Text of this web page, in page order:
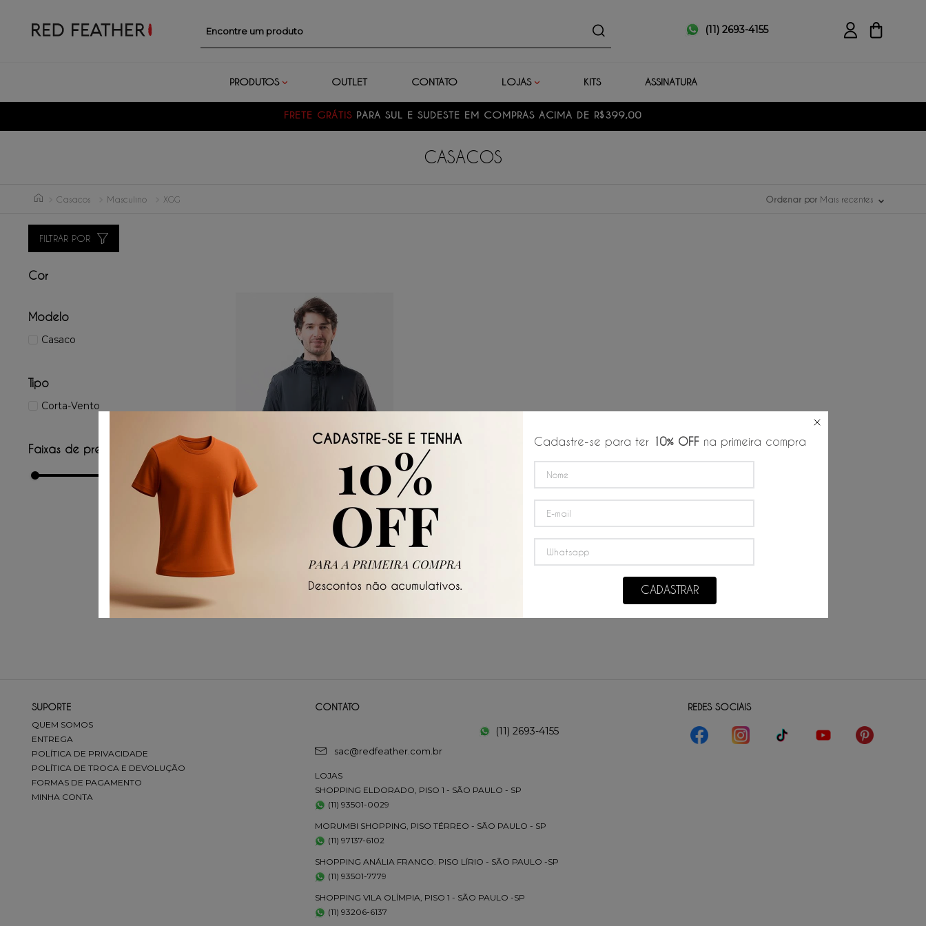
(11) 2693-4155
PRODUTOS OUTLET CONTATO LOJAS KITS ASSINATURA
FRETE GRÁTIS PARA SUL E SUDESTE EM COMPRAS ACIMA DE R$399,00
CASACOS
Casacos Masculino XGG Ordenar por Mais recentes
FILTRAR POR
Cor
Modelo
Casaco
Tipo
Corta-Vento
Faixas de preço
R$ 599,00 R$ 600,00
ADICIONAR AO CARRINHO
Corta Vento
G
GG
☆☆☆
SUPORTE
QUEM SOMOS
ENTREGA
POLÍTICA DE PRIVACIDADE
POLÍTICA DE TROCA E DEVOLUÇÃO
FORMAS DE PAGAMENTO
MINHA CONTA
CONTATO
(11) 2693-4155
sac@redfeather.com.br
LOJAS
SHOPPING ELDORADO, PISO 1 - SÃO PAULO - SP
(11) 93501-0029
MORUMBI SHOPPING, PISO TÉRREO - SÃO PAULO - SP
(11) 97137-6102
SHOPPING ANÁLIA FRANCO. PISO LÍRIO - SÃO PAULO -SP
(11) 93501-7779
SHOPPING VILA OLÍMPIA, PISO 1 - SÃO PAULO -SP
(11) 93206-6137
REDES SOCIAIS
Cadastre-se para ter 10% OFFna primeira compra
CADASTRAR